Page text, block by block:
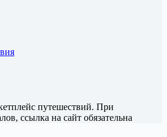
путешествий. При
ссылка на сайт обязательна